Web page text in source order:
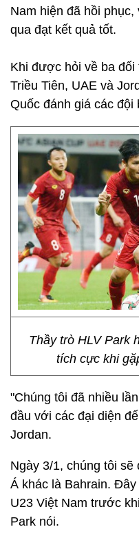
Nam hiện đã hồi
qua đạt kết quả tốt.
Khi được hỏi về ba đối
Triều Tiên, UAE và
Quốc đánh giá các đội
Thầy trò HLV Park
tích cực khi
"Chúng tôi đã nhiều
đầu với các đại diện
Jordan.
Ngày 3/1, chúng tôi
Á khác là Bahrain.
U23 Việt Nam trước
Park nói.